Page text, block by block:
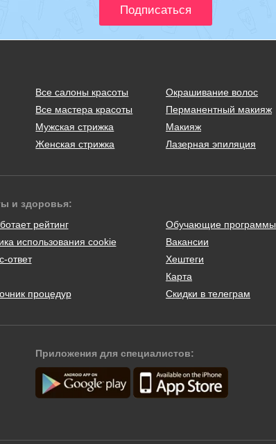
Все салоны красоты
Все мастера красоты
Мужская стрижка
Женская стрижка
Окрашивание волос
Перманентный макияж
Макияж
Лазерная эпиляция
и здоровья:
рейтинг
использования cookie
ответ
процедур
Обучающие программы
Вакансии
Хештеги
Карта
Скидки в телеграм
Приложения для специалистов: